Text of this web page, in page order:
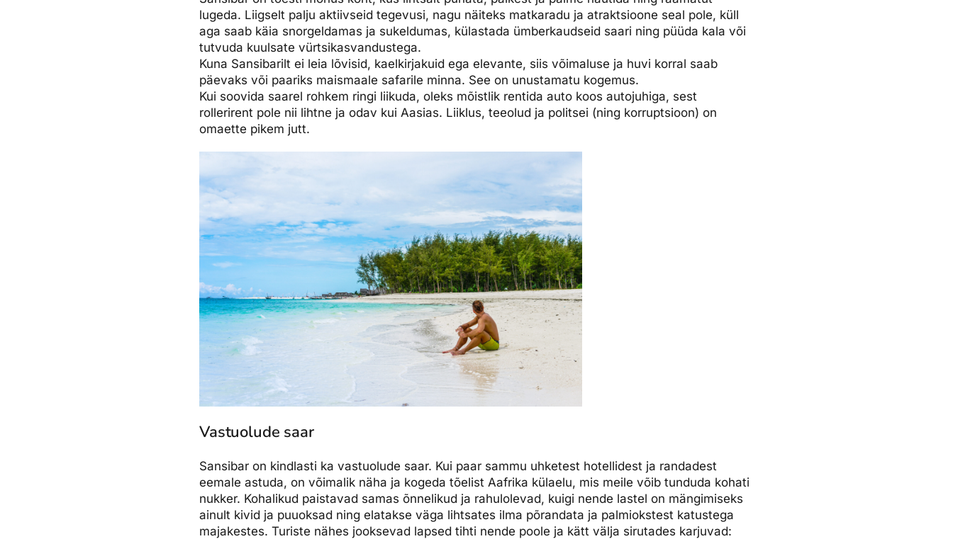
lugeda. Liigselt palju aktiivseid tegevusi, nagu näiteks matkaradu ja atraktsioone seal pole, küll
aga saab käia snorgeldamas ja sukeldumas, külastada ümberkaudseid saari ning püüda kala või
tutvuda kuulsate vürtsikasvandustega.
Kuna Sansibarilt ei leia lõvisid, kaelkirjakuid ega elevante, siis võimaluse ja huvi korral saab
päevaks või paariks maismaale safarile minna. See on unustamatu kogemus.
Kui soovida saarel rohkem ringi liikuda, oleks mõistlik rentida auto koos autojuhiga, sest
rollerirent pole nii lihtne ja odav kui Aasias. Liiklus, teeolud ja politsei (ning korruptsioon) on
omaette pikem jutt.
Vastuolude saar
Sansibar on kindlasti ka vastuolude saar. Kui paar sammu uhketest hotellidest ja randadest
eemale astuda, on võimalik näha ja kogeda tõelist Aafrika külaelu, mis meile võib tunduda kohati
nukker. Kohalikud paistavad samas õnnelikud ja rahulolevad, kuigi nende lastel on mängimiseks
ainult kivid ja puuoksad ning elatakse väga lihtsates ilma põrandata ja palmiokstest katustega
majakestes. Turiste nähes jooksevad lapsed tihti nende poole ja kätt välja sirutades karjuvad: